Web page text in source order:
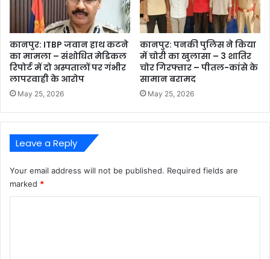
कानपुर: ITBP जवान हाथ कटने
का मामला – संशोधित मेडिकल
रिपोर्ट में दो अस्पतालों पर गंभीर
लापरवाही के आरोप
May 25, 2026
कानपुर: पनकी पुलिस ने किया
में चोरी का खुलासा – 3 शातिर
चोर गिरफ्तार – पीतल-कांसे के
सामान बरामद
May 25, 2026
Leave a Reply
Your email address will not be published. Required fields are
marked *